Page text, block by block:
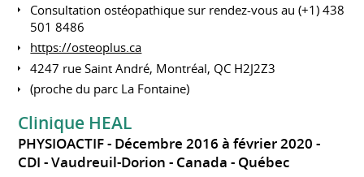
Consultation ostéopathique sur rendez-vous au (+1) 438
501 8486
https://osteoplus.ca
4247 rue Saint André, Montréal, QC H2J2Z3
(proche du parc La Fontaine)
Clinique HEAL
PHYSIOACTIF
Décembre 2016 à février 2020
CDI
Vaudreuil-Dorion Canada - Québec